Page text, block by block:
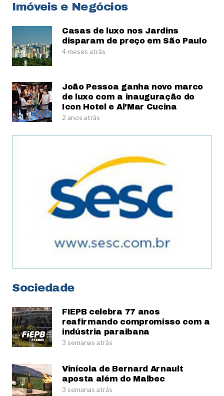
Imóveis e Negócios
Casas de luxo nos Jardins
disparam de preço em São Paulo
4 meses atrás
João Pessoa ganha novo marco
de luxo com a inauguração do
Icon Hotel e Al’Mar Cucina
2 anos atrás
Sociedade
FIEPB celebra 77 anos
reafirmando compromisso com a
indústria paraibana
3 semanas atrás
Vinícola de Bernard Arnault
aposta além do Malbec
3 semanas atrás